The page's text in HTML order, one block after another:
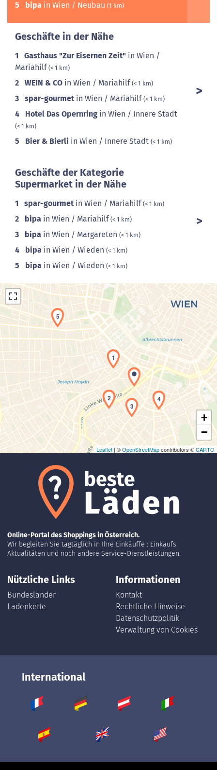
5 bipa in Wien / Neubau (1 km)
Geschäfte in der Nähe
1 Gasthaus "Zur Eisernen Zeit" in Wien /
Mariahilf(< 1 km)
2 WEIN & CO in Wien / Mariahilf(< 1 km)
3 spar-gourmet in Wien / Mariahilf(< 1 km)
4 Hotel Das Opernring in Wien / Innere Stadt
(< 1 km)
5 Bier & Bierli in Wien / Innere Stadt (< 1 km)
Geschäfte der Kategorie
Supermarket in der Nähe
1 spar-gourmet in Wien / Mariahilf(< 1 km)
2 bipa in Wien / Mariahilf(< 1 km)
3 bipa in Wien / Margareten (< 1 km)
4 bipa in Wien / Wieden (< 1 km)
5 bipa in Wien / Wieden (< 1 km)
Laden der Karte...
1
2
3
4
5
+
−
Leaflet | ©OpenStreetMapcontributors ©CARTO
Online-Portal des Shoppings in Österreich.
Wir begleiten Sie tagtäglich in Ihre Einkäuffe : Einkaufs
Aktualitäten und noch andere Service-Dienstleistungen.
Nützliche Links
Bundesländer
Ladenkette
Informationen
Kontakt
Rechtliche Hinweise
Datenschutzpolitik
Verwaltung von Cookies
International